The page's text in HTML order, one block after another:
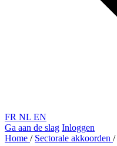
FR NL EN
Ga aan de slag Inloggen
Home / Sectorale akkoorden /